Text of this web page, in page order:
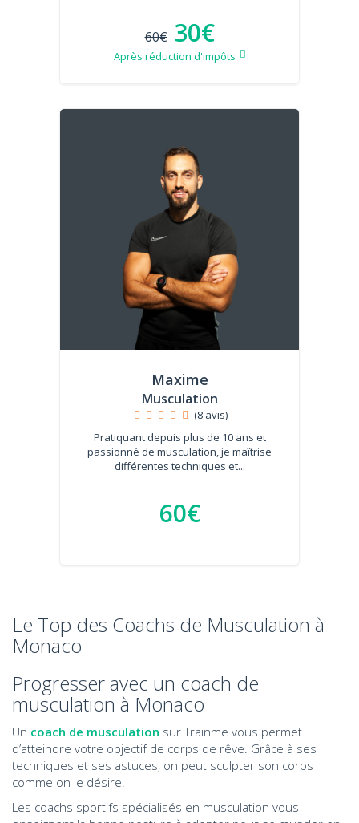
60€ 30€
Après réduction d'impôts
Maxime
Musculation
(8 avis)
Pratiquant depuis plus de 10 ans et
passionné de musculation, je maîtrise
différentes techniques et...
60€
Le Top des Coachs de Musculation à
Monaco
Progresser avec un coach de
musculation à Monaco
Un coach de musculation sur Trainme vous permet
d’atteindre votre objectif de corps de rêve. Grâce à ses
techniques et ses astuces, on peut sculpter son corps
comme on le désire.
Les coachs sportifs spécialisés en musculation vous